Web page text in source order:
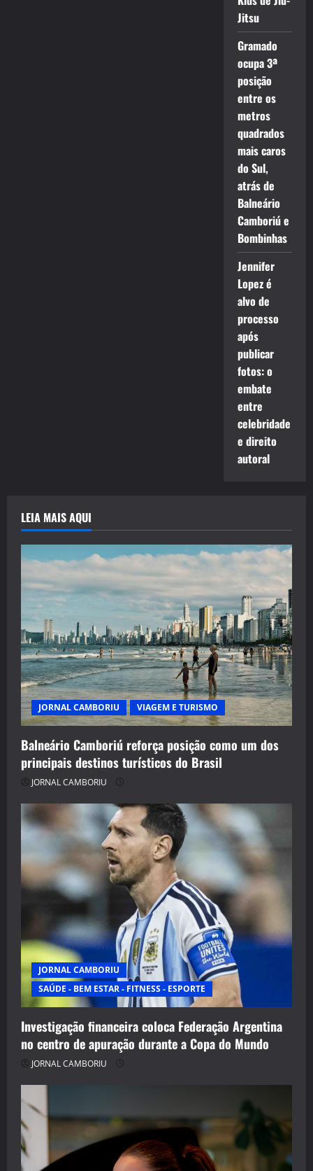
Jitsu
Gramado
ocupa 3ª
posição
entre os
metros
quadrados
mais caros
do Sul,
atrás de
Balneário
Camboriú e
Bombinhas
Jennifer
Lopez é
alvo de
processo
após
publicar
fotos: o
embate
entre
celebridade
e direito
autoral
LEIA MAIS AQUI
JORNAL CAMBORIU VIAGEM E TURISMO
Balneário Camboriú reforça posição como um dos
principais destinos turísticos do Brasil
JORNAL CAMBORIU
JORNAL CAMBORIU
SAÚDE - BEM ESTAR - FITNESS - ESPORTE
Investigação financeira coloca Federação Argentina
no centro de apuração durante a Copa do Mundo
JORNAL CAMBORIU